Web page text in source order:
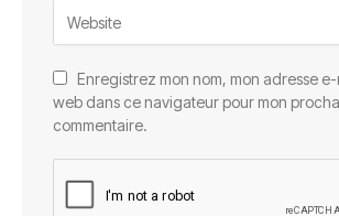
Enregistrez mon nom, mon adresse
web dans ce navigateur pour mon
commentaire.